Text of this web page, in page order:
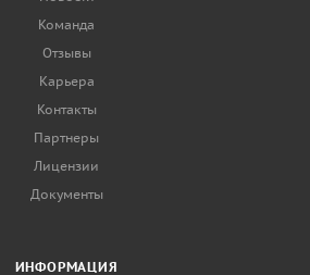
Команда
Отзывы
Карьера
Контакты
Партнеры
Лицензии
Документы
ИНФОРМАЦИЯ